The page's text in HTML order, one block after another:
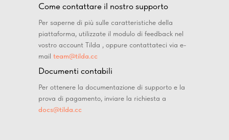
Come contattare il nostro supporto
Per saperne di più sulle caratteristiche della
piattaforma, utilizzate il modulo di feedback nel
vostro account Tilda , oppure contattateci via e-
mail team@tilda.cc
Documenti contabili
Per ottenere la documentazione di supporto e la
prova di pagamento, inviare la richiesta a
docs@tilda.cc